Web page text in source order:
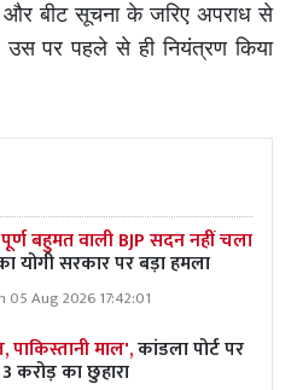
और बीट सूचना के जरिए अपराध से
पर पहले से ही नियंत्रण किया
पूर्ण बहुमत वाली BJP सदन नहीं चला
योगी सरकार पर बड़ा हमला
05 Aug 2026 17:42:01
माल',कांडला पोर्ट पर
करोड़ का छुहारा